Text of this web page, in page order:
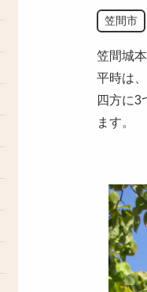
笠間市
笠間城
平時は
四方に3
ます。